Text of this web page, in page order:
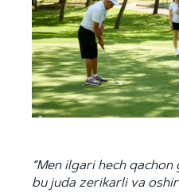
“Men ilgari hech qachon
bu juda zerikarli va o